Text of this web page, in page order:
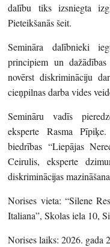
dalību tiks izsniegta
Pieteikšanās šeit.
Semināra dalībnieki
principiem un
novērst diskrimināciju
cieņpilnas darba vides
Semināru vadīs
eksperte Rasma
biedrības “Liepājas
Ceirulis, eksperte
diskriminācijas
Norises vieta: “Silene
Italiana”, Skolas iela 10,
Norises laiks: 2026. gada